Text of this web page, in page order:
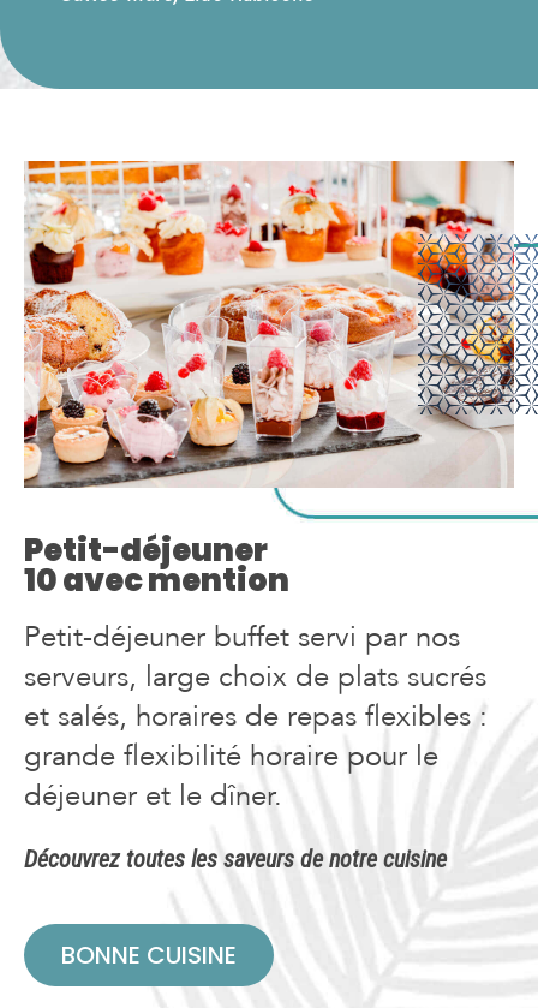
Petit-déjeuner
10 avec mention
Petit-déjeuner buffet servi par nos
serveurs, large choix de plats sucrés
et salés, horaires de repas flexibles :
grande flexibilité horaire pour le
déjeuner et le dîner.
Découvrez toutes les saveurs de notre cuisine
BONNE CUISINE